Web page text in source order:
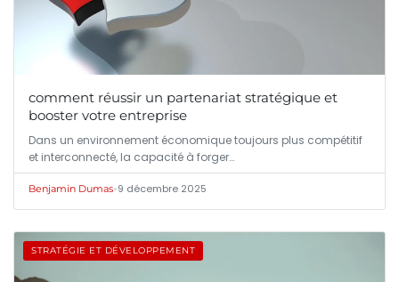
comment réussir un partenariat stratégique et
booster votre entreprise
Dans un environnement économique toujours plus compétitif
et interconnecté, la capacité à forger…
Benjamin Dumas•9 décembre 2025
STRATÉGIE ET DÉVELOPPEMENT